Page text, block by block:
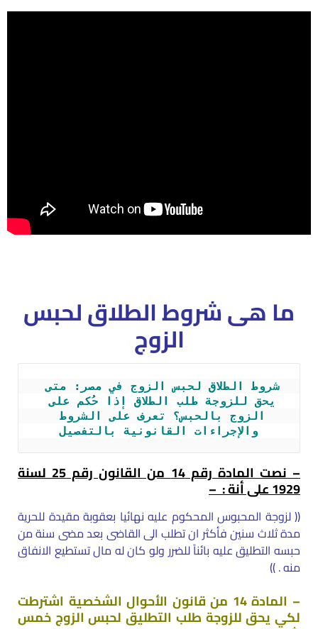
ما هى شروط الطلاق لحبس
الزوج
شروط الطلاق لحبس الزوج في مصر: متى
يحق للزوجة طلب الطلاق إذا حُكم على
والإجراءات القانونية بالتفصيل
– نصت المادة رقم 14 من القانون رقم 25 لسنة
1929 على أنة : –
(( لزوجة المحبوس المحكوم عليه نهائيا بعقوبة مقيدة للحرية
مدة ثلاث سنين فأكثر ان تطلب الى القاضى بعد مضى سنة من
حبسه التطليق عليه بائناً للضرر ولو كان له مال تستطيع الانفاق
منه . ))
– المادة 14 من قانون الأحوال الشخصية اشترطت
لكي يحق للزوجة طلب التطليق لحبس الزوج خمس